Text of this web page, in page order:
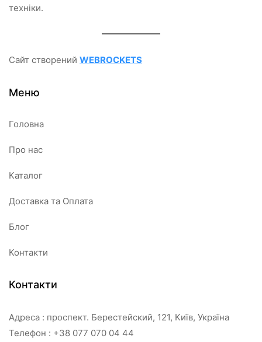
техніки.
Сайт створений WEBROCKETS
Меню
Головна
Про нас
Каталог
Доставка та Оплата
Блог
Контакти
Контакти
Адреса : проспект. Берестейский, 121, Київ, Україна
Телефон : +38 077 070 04 44